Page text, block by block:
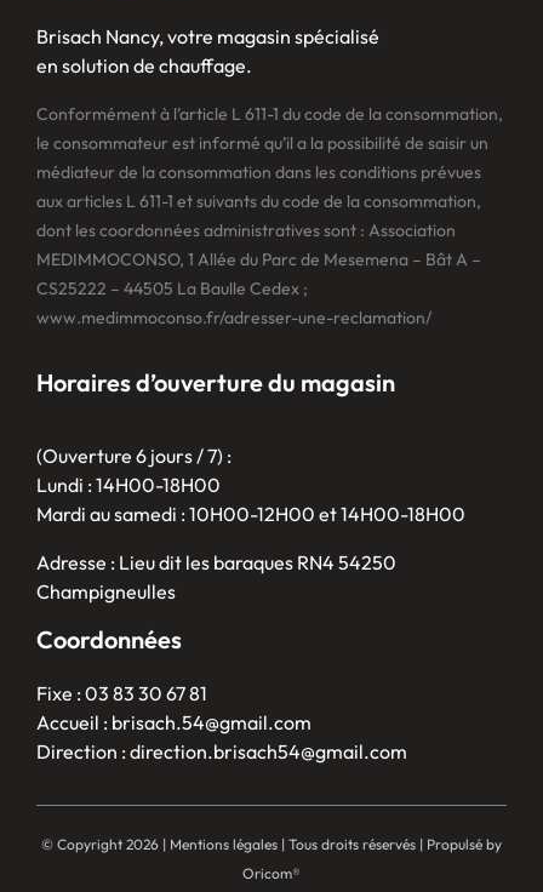
Brisach Nancy, votre magasin spécialisé
en solution de chauffage.
Conformément à l’article L 611-1 du code de la consommation,
le consommateur est informé qu’il a la possibilité de saisir un
médiateur de la consommation dans les conditions prévues
aux articles L 611-1 et suivants du code de la consommation,
dont les coordonnées administratives sont : Association
MEDIMMOCONSO, 1 Allée du Parc de Mesemena – Bât A –
CS25222 – 44505 La Baulle Cedex ;
www.medimmoconso.fr/adresser-une-reclamation/
Horaires d’ouverture du magasin
(Ouverture 6 jours / 7) :
Lundi : 14H00-18H00
Mardi au samedi : 10H00-12H00 et 14H00-18H00
Adresse : Lieu dit les baraques RN4 54250
Champigneulles
Coordonnées
Fixe : 03 83 30 67 81
Accueil : brisach.54@gmail.com
Direction : direction.brisach54@gmail.com
© Copyright 2026 | Mentions légales | Tous droits réservés | Propulsé by
Oricom®